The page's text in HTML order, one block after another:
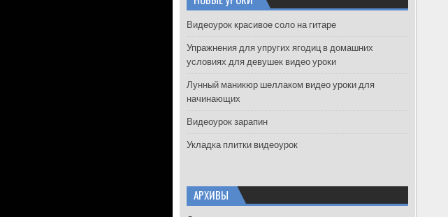
h
f
r
:
Видеоурок красивое соло на гитаре
Упражнения для упругих ягодиц в домашних
условиях для девушек видео уроки
Лунный маникюр шеллаком видео уроки для
начинающих
Видеоурок зарапин
Укладка плитки видеоурок
АРХИВЫ